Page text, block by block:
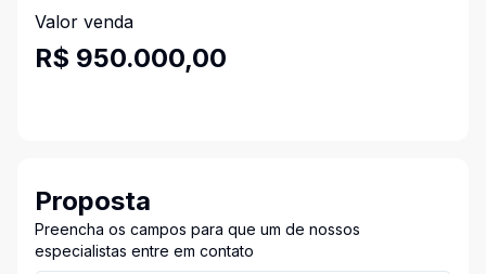
Valor venda
R$ 950.000,00
Proposta
Preencha os campos para que um de nossos
especialistas entre em contato